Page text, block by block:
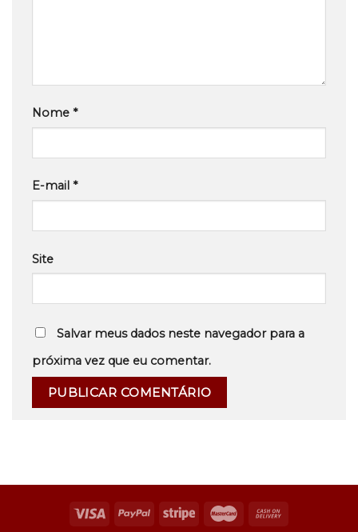
Nome *
E-mail *
Site
Salvar meus dados neste navegador para a
próxima vez que eu comentar.